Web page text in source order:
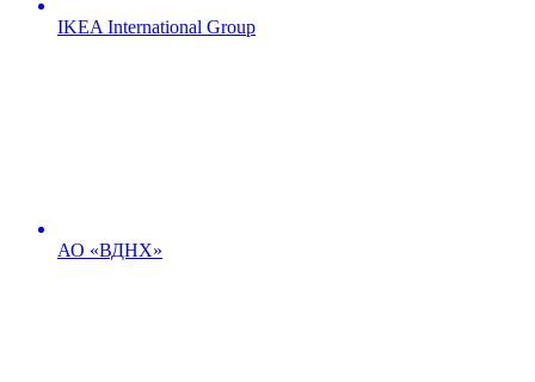
IKEA International Group
АО «ВДНХ»